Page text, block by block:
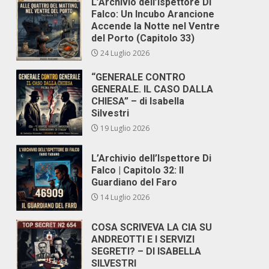
Falco: Un Incubo Arancione
Accende la Notte nel Ventre
del Porto (Capitolo 33)
24 Luglio 2026
“GENERALE CONTRO
GENERALE. IL CASO DALLA
CHIESA” – di Isabella
Silvestri
19 Luglio 2026
L’Archivio dell’Ispettore Di
Falco | Capitolo 32: Il
Guardiano del Faro
14 Luglio 2026
COSA SCRIVEVA LA CIA SU
ANDREOTTI E I SERVIZI
SEGRETI? – DI ISABELLA
SILVESTRI